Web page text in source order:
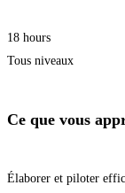
18 hours
Tous niveaux
Ce que vous
Élaborer et piloter